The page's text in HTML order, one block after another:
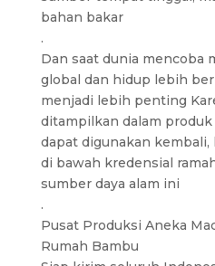
bahan bakar
.
Dan saat dunia mencoba
global dan hidup lebih
menjadi lebih penting
ditampilkan dalam
dapat digunakan
di bawah kredensial
sumber daya alam ini
.
Pusat Produksi Aneka
Rumah Bambu